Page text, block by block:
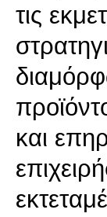
τις
και